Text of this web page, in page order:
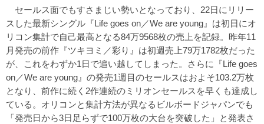
セールス面でもすさまじい勢いとなっており、22日にリリー
スした最新シングル『Life goes on／We are young』は初日にオ
リコン集計で自己最高となる84万9568枚の売上を記録。昨年11
月発売の前作『ツキヨミ／彩り』は初週売上79万1782枚だった
が、これをわずか1日で追い越してしまった。さらに『Life goes
on／We are young』の発売1週目のセールスはおよそ103.2万枚
となり、前作に続く2作連続のミリオンセールスを早くも達成し
ている。オリコンと集計方法が異なるビルボードジャパンでも
「発売日から3日足らずで100万枚の大台を突破した」と発表さ